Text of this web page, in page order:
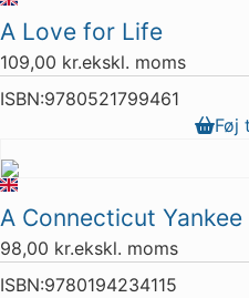
A Love for Life
109,00 kr.ekskl. moms
ISBN:9780521799461
Føj
A Connecticut
98,00 kr.ekskl. moms
ISBN:9780194234115